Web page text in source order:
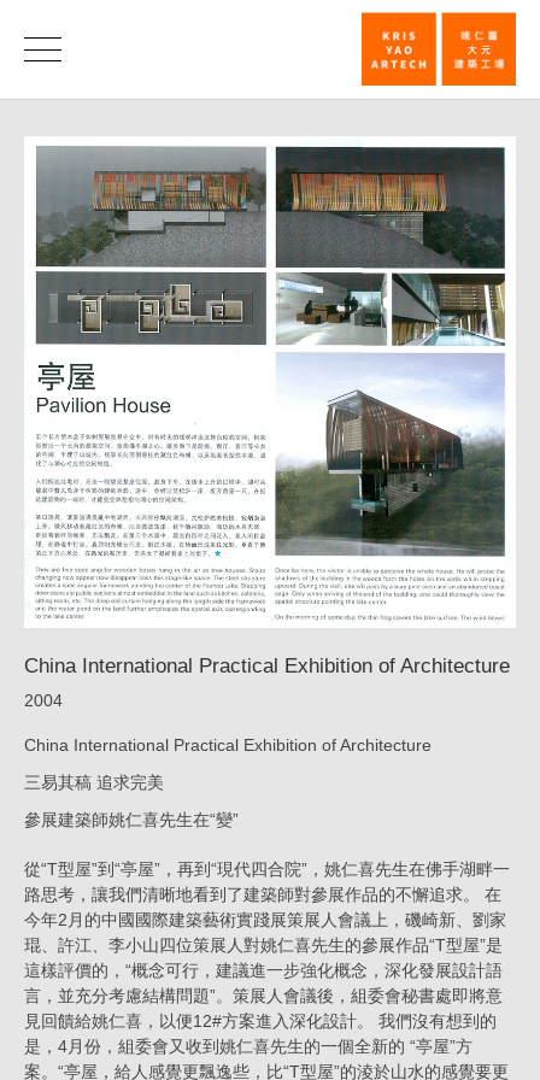
China
International
Practical
Exhibition
of
|
KRIS
YAO
｜
ARTECH
News
China International Practical Exhibition of Architecture
2004
China International Practical Exhibition of Architecture
三易其稿 追求完美
參展建築師姚仁喜先生在“變”
從“T型屋”到“亭屋”，再到“現代四合院”，姚仁喜先生在佛手湖畔一
路思考，讓我們清晰地看到了建築師對參展作品的不懈追求。 在
今年2月的中國國際建築藝術實踐展策展人會議上，磯崎新、劉家
琨、許江、李小山四位策展人對姚仁喜先生的參展作品“T型屋”是
這樣評價的，“概念可行，建議進一步強化概念，深化發展設計語
言，並充分考慮結構問題”。策展人會議後，組委會秘書處即將意
見回饋給姚仁喜，以便12#方案進入深化設計。 我們沒有想到的
是，4月份，組委會又收到姚仁喜先生的一個全新的 “亭屋”方
案。“亭屋，給人感覺更飄逸些，比“T型屋”的淩於山水的感覺要更